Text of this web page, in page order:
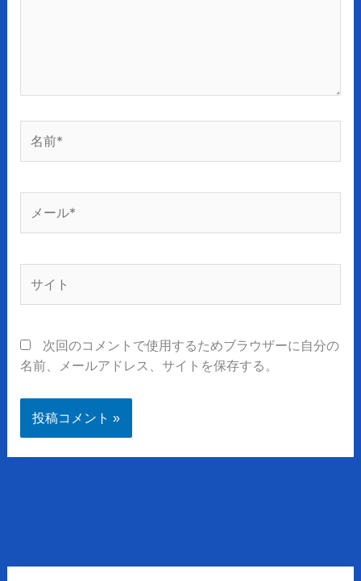
前
*
次回のコメントで使用するためブラウザーに自分の
名前、メールアドレス、サイトを保存する。